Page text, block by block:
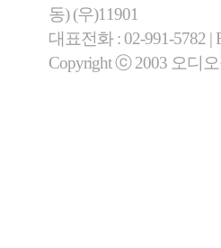
동) (우)11901
대표전화 : 02-991-5782 |
Copyright ⓒ 2003 오디오